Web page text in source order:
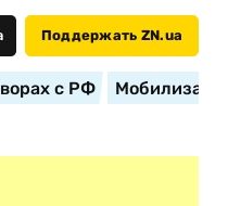
Поддержать ZN.ua
с РФ